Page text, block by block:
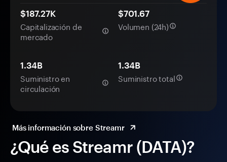
¿Qué es Streamr (DATA)?
$187.27K
Capitalización de
mercado
$701.67
Volumen (24h)
1.34B
Suministro en
circulación
1.34B
Suministro total
Más información sobre Streamr